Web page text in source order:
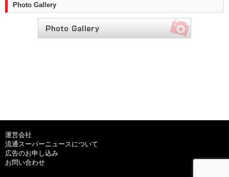
Photo Gallery
運営会社
流通スーパーニュースについて
広告のお申し込み
お問い合わせ